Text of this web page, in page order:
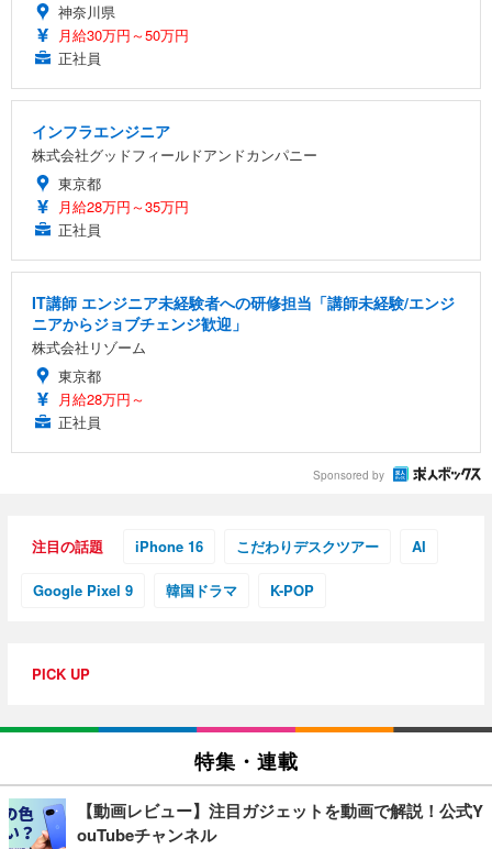
神奈川県
月給30万円～50万円
正社員
インフラエンジニア
株式会社グッドフィールドアンドカンパニー
東京都
月給28万円～35万円
正社員
IT講師 エンジニア未経験者への研修担当「講師未経験/エンジ
ニアからジョブチェンジ歓迎」
株式会社リゾーム
東京都
月給28万円～
正社員
Sponsored by
注目の話題 iPhone 16 こだわりデスクツアー AI
Google Pixel 9 韓国ドラマ K-POP
PICK UP
特集・連載
【動画レビュー】注目ガジェットを動画で解説！公式Y
ouTubeチャンネル